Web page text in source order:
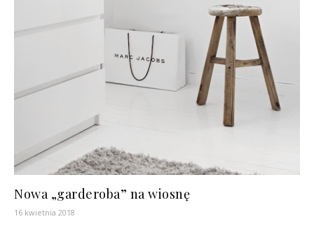
Nowa „garderoba” na wiosnę
16 kwietnia 2018